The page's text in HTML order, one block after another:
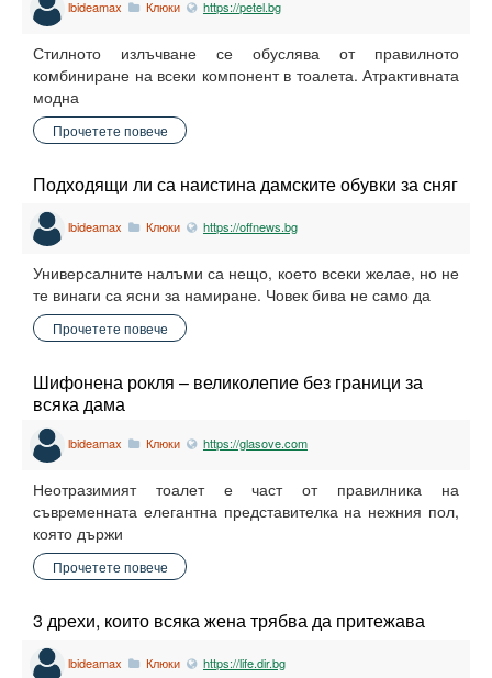
lbideamax Клюки https://petel.bg
Стилното излъчване се обуслява от правилното
комбиниране на всеки компонент в тоалета. Атрактивната
модна
Прочетете повече
Подходящи ли са наистина дамските обувки за сняг
lbideamax Клюки https://offnews.bg
Универсалните налъми са нещо, което всеки желае, но не
те винаги са ясни за намиране. Човек бива не само да
Прочетете повече
Шифонена рокля – великолепие без граници за
всяка дама
lbideamax Клюки https://glasove.com
Неотразимият тоалет е част от правилника на
съвременната елегантна представителка на нежния пол,
която държи
Прочетете повече
3 дрехи, които всяка жена трябва да притежава
lbideamax Клюки https://life.dir.bg